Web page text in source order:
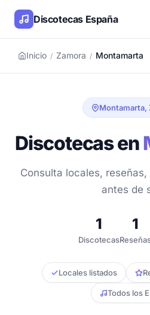
Discotecas España
Inicio / Zamora / Montamarta
Montamarta,
Discotecas en
Consulta locales,
antes de
1
Discotecas
1
Locales listados
Todos los